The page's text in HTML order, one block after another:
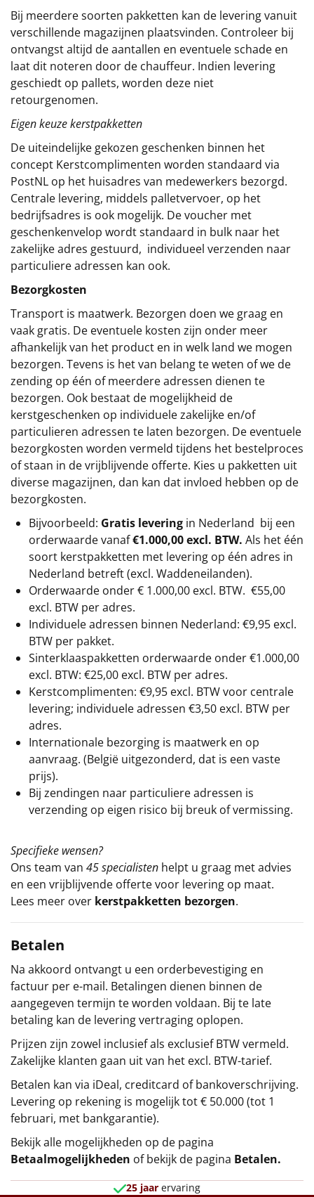
Bij meerdere soorten pakketten kan de levering vanuit
verschillende magazijnen plaatsvinden. Controleer bij
ontvangst altijd de aantallen en eventuele schade en
laat dit noteren door de chauffeur. Indien levering
geschiedt op pallets, worden deze niet
retourgenomen.
Eigen keuze kerstpakketten
De uiteindelijke gekozen geschenken binnen het
concept Kerstcomplimenten worden standaard via
PostNL op het huisadres van medewerkers bezorgd.
Centrale levering, middels palletvervoer, op het
bedrijfsadres is ook mogelijk. De voucher met
geschenkenvelop wordt standaard in bulk naar het
zakelijke adres gestuurd, individueel verzenden naar
particuliere adressen kan ook.
Bezorgkosten
Transport is maatwerk. Bezorgen doen we graag en
vaak gratis. De eventuele kosten zijn onder meer
afhankelijk van het product en in welk land we mogen
bezorgen. Tevens is het van belang te weten of we de
zending op één of meerdere adressen dienen te
bezorgen. Ook bestaat de mogelijkheid de
kerstgeschenken op individuele zakelijke en/of
particulieren adressen te laten bezorgen. De eventuele
bezorgkosten worden vermeld tijdens het bestelproces
of staan in de vrijblijvende offerte. Kies u pakketten uit
diverse magazijnen, dan kan dat invloed hebben op de
bezorgkosten.
Bijvoorbeeld: Gratis levering in Nederland bij een
orderwaarde vanaf€1.000,00 excl. BTW. Als het één
soort kerstpakketten met levering op één adres in
Nederland betreft (excl. Waddeneilanden).
Orderwaarde onder € 1.000,00 excl. BTW. €55,00
excl. BTW per adres.
Individuele adressen binnen Nederland: €9,95 excl.
BTW per pakket.
Sinterklaaspakketten orderwaarde onder €1.000,00
excl. BTW: €25,00 excl. BTW per adres.
Kerstcomplimenten: €9,95 excl. BTW voor centrale
levering; individuele adressen €3,50 excl. BTW per
adres.
Internationale bezorging is maatwerk en op
aanvraag. (België uitgezonderd, dat is een vaste
prijs).
Bij zendingen naar particuliere adressen is
verzending op eigen risico bij breuk of vermissing.
Specifieke wensen?
Ons team van 45 specialisten helpt u graag met advies
en een vrijblijvende offerte voor levering op maat.
Lees meer over kerstpakketten bezorgen.
Betalen
Na akkoord ontvangt u een orderbevestiging en
factuur per e-mail. Betalingen dienen binnen de
aangegeven termijn te worden voldaan. Bij te late
betaling kan de levering vertraging oplopen.
Prijzen zijn zowel inclusief als exclusief BTW vermeld.
Zakelijke klanten gaan uit van het excl. BTW-tarief.
Betalen kan via iDeal, creditcard of bankoverschrijving.
Levering op rekening is mogelijk tot € 50.000 (tot 1
februari, met bankgarantie).
Bekijk alle mogelijkheden op de pagina
Betaalmogelijkheden of bekijk de pagina Betalen.
25 jaar ervaring